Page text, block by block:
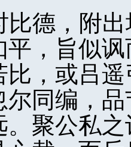
德，附出
平，旨似
比，或吕
尔同编，
。聚公私